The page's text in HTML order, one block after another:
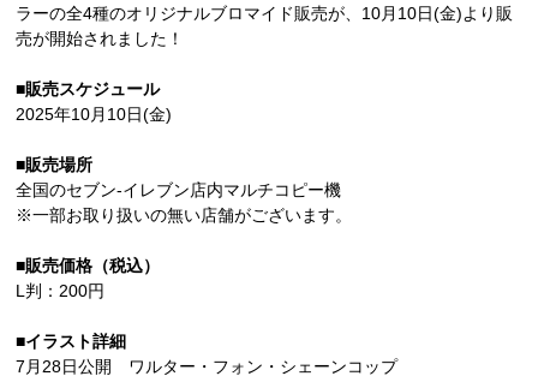
ラーの全4種のオリジナルブロマイド販売が、10月10日(金)より販
売が開始されました！
■販売スケジュール
2025年10月10日(金)
■販売場所
全国のセブン‐イレブン店内マルチコピー機
※一部お取り扱いの無い店舗がございます。
■販売価格（税込）
L判：200円
■イラスト詳細
7月28日公開 ワルター・フォン・シェーンコップ